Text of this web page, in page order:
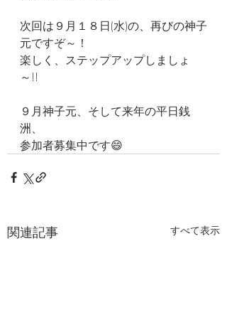
次回は９月１８日(水)の、再びの神子
元ですぞ～！
楽しく、ステップアップしましょ
～!!
９月神子元、そして来年の平日銭
洲、
参加者募集中です😄
関連記事 すべて表示